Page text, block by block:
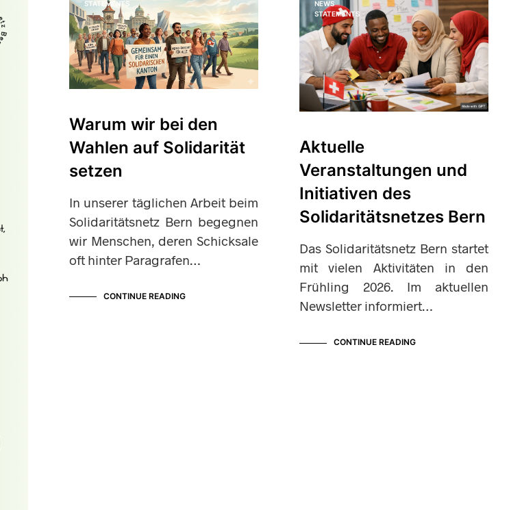
STATEMENTS
Warum wir bei den
Wahlen auf Solidarität
setzen
In unserer täglichen Arbeit beim
Solidaritätsnetz Bern begegnen
wir Menschen, deren Schicksale
oft hinter Paragrafen…
CONTINUE READING
NEWS
STATEMENTS
Aktuelle
Veranstaltungen und
Initiativen des
Solidaritätsnetzes Bern
Das Solidaritätsnetz Bern startet
mit vielen Aktivitäten in den
Frühling 2026. Im aktuellen
Newsletter informiert…
CONTINUE READING